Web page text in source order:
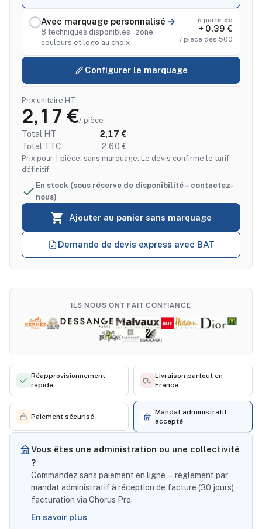
Avec marquage personnalisé
8 techniques disponibles · zone,
couleurs et logo au choix
à partir de
+ 0,39 €
/ pièce dès 500
Configurer le marquage
 Ajouter au panier sans marquage
 En stock (sous réserve de disponibilité – contactez-
nous)
Prix unitaire HT
2,17 €/ pièce
Total HT
2,17 €
Total TTC
2,60 €
Prix pour 1 pièce, sans marquage. Le devis confirme le tarif
définitif.
Demande de devis express avec BAT
ILS NOUS ONT FAIT CONFIANCE
Réapprovisionnement
rapide
Livraison partout en
France
Paiement sécurisé
Mandat administratif
accepté
Vous êtes une administration ou une collectivité
?
Commandez sans paiement en ligne — règlement par
mandat administratif à réception de facture (30 jours),
facturation via Chorus Pro.
En savoir plus